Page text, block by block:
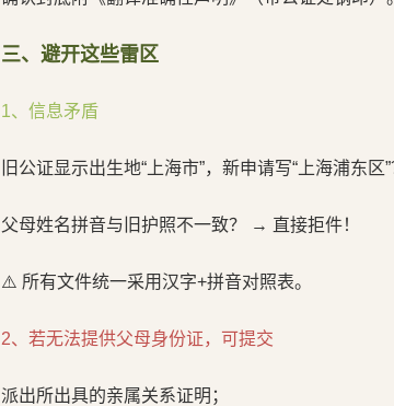
三、避开这些雷区
1、信息矛盾
旧公证显示出生地“上海市”，新申请写“上海浦东区
父母姓名拼音与旧护照不一致？ → 直接拒件！
⚠️ 所有文件统一采用汉字+拼音对照表。
2、若无法提供父母身份证，可提交
派出所出具的亲属关系证明；